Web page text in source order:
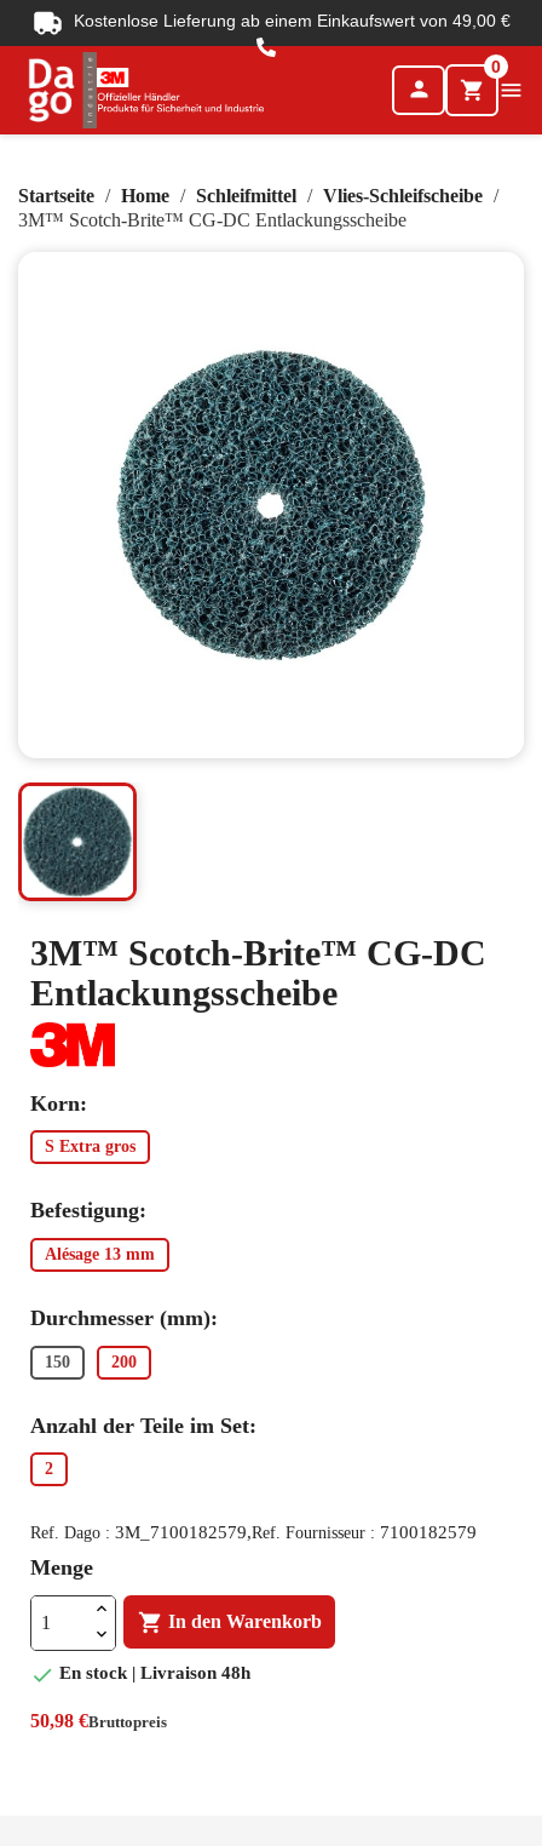
Kostenlose Lieferung ab einem Einkaufswert von 49,00 €
person shopping_cart
0

Startseite Home Schleifmittel
Vlies-Schleifscheibe
3M™ Scotch-Brite™ CG-DC Entlackungsscheibe
3M™ Scotch-Brite™ CG-DC
Entlackungsscheibe
Korn:
S Extra gros
Befestigung:
Alésage 13 mm
Durchmesser (mm):
150 200
Anzahl der Teile im Set:
2
Ref. Dago : 3M_7100182579,Ref. Fournisseur : 7100182579
Menge
 In den Warenkorb
 En stock | Livraison 48h
50,98 €Bruttopreis